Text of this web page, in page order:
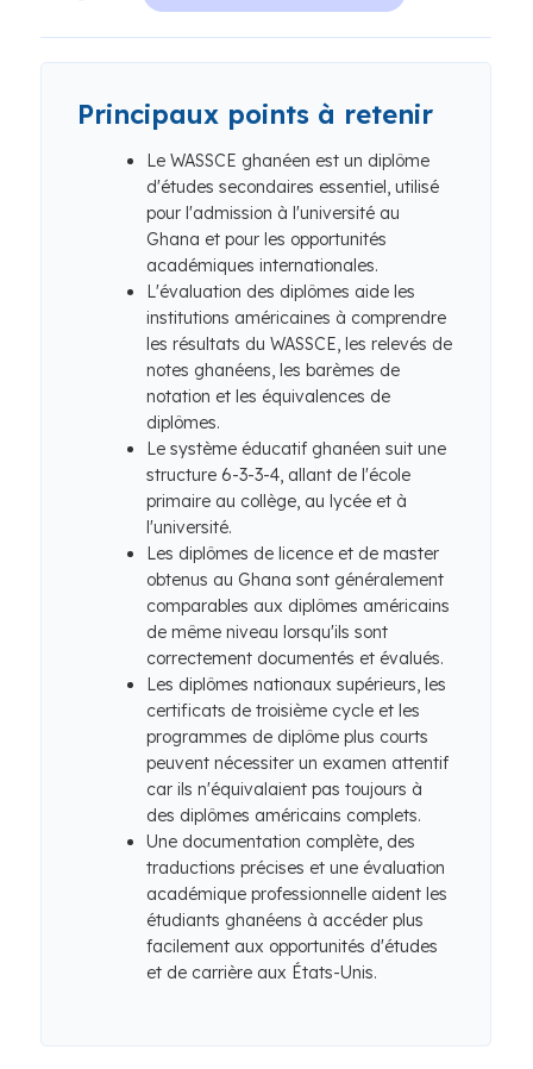
Principaux points à retenir
Le WASSCE ghanéen est un diplôme
d'études secondaires essentiel, utilisé
pour l'admission à l'université au
Ghana et pour les opportunités
académiques internationales.
L'évaluation des diplômes aide les
institutions américaines à comprendre
les résultats du WASSCE, les relevés de
notes ghanéens, les barèmes de
notation et les équivalences de
diplômes.
Le système éducatif ghanéen suit une
structure 6-3-3-4, allant de l'école
primaire au collège, au lycée et à
l'université.
Les diplômes de licence et de master
obtenus au Ghana sont généralement
comparables aux diplômes américains
de même niveau lorsqu'ils sont
correctement documentés et évalués.
Les diplômes nationaux supérieurs, les
certificats de troisième cycle et les
programmes de diplôme plus courts
peuvent nécessiter un examen attentif
car ils n'équivalaient pas toujours à
des diplômes américains complets.
Une documentation complète, des
traductions précises et une évaluation
académique professionnelle aident les
étudiants ghanéens à accéder plus
facilement aux opportunités d'études
et de carrière aux États-Unis.